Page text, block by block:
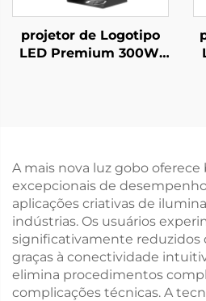
projetor de Logotipo
LED Premium 300W,
A mais nova luz gobo oferece
excepcionais de
aplicações criativas de
indústrias. Os usuários
significativamente reduzidos
graças à conectividade
elimina procedimentos
complicações técnicas. A